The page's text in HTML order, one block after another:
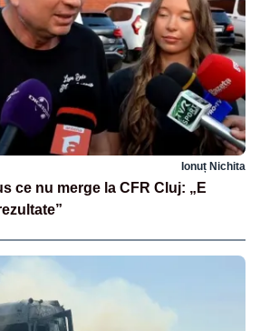
Ionuț Nichita
ce nu merge la CFR Cluj: „E